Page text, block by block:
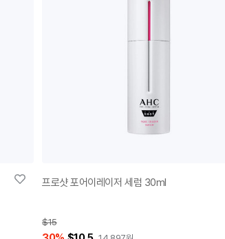
프로샷 포어이레이저 세럼 30ml
$15